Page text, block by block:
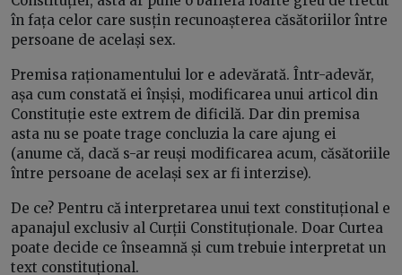
în fața celor care susțin recunoașterea căsătoriilor între
persoane de același sex.
Premisa raționamentului lor e adevărată. Într-adevăr,
așa cum constată ei înșiși, modificarea unui articol din
Constituție este extrem de dificilă. Dar din premisa
asta nu se poate trage concluzia la care ajung ei
(anume că, dacă s-ar reuși modificarea acum, căsătoriile
între persoane de același sex ar fi interzise).
De ce? Pentru că interpretarea unui text constituțional e
apanajul exclusiv al Curții Constituționale. Doar Curtea
poate decide ce înseamnă și cum trebuie interpretat un
text constituțional.